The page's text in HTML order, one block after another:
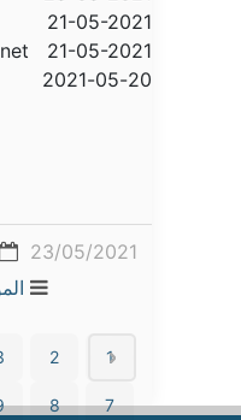
05-2021
20-05-2021
23/05/2021
1
2
7
8